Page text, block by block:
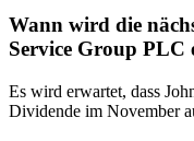
Wann wird die
Service Group PLC
Es wird erwartet, dass
Dividende im November